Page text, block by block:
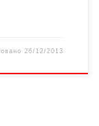
26/12/2013